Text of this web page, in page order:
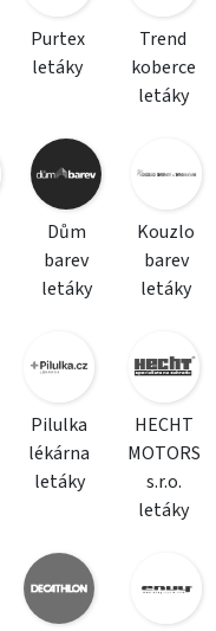
Purtex
letáky
Trend
koberce
letáky
Dům
barev
letáky
Kouzlo
barev
letáky
Pilulka
lékárna
letáky
HECHT
MOTORS
s.r.o.
letáky